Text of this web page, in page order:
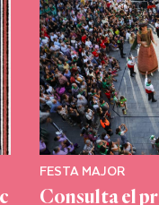
FESTA MAJOR
Consulta el